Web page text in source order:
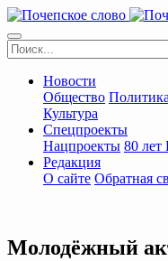
Новости
Общество Политика
Культура
Спецпроекты
Нацпроекты 80
Редакция
О сайте Обратная
Молодёжный